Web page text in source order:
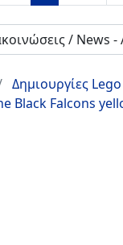
Δημιουργίες
Black Falcons